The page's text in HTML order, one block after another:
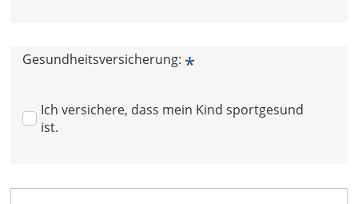
Gesundheitsversicherung: *
Ich versichere, dass mein Kind sportgesund
ist.